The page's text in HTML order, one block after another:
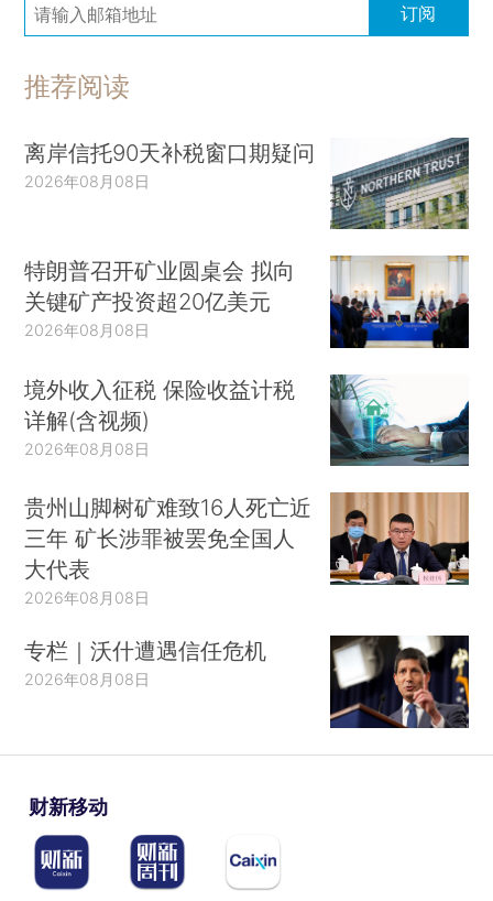
订阅
推荐阅读
离岸信托90天补税窗口期疑问
2026年08月08日
特朗普召开矿业圆桌会 拟向
关键矿产投资超20亿美元
2026年08月08日
境外收入征税 保险收益计税
详解(含视频)
2026年08月08日
贵州山脚树矿难致16人死亡近
三年 矿长涉罪被罢免全国人
大代表
2026年08月08日
专栏｜沃什遭遇信任危机
2026年08月08日
财新移动